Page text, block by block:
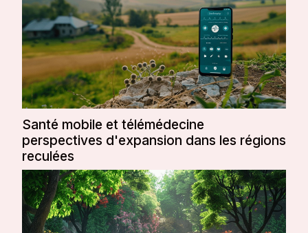
Santé mobile et télémédecine
perspectives d'expansion dans les régions
reculées